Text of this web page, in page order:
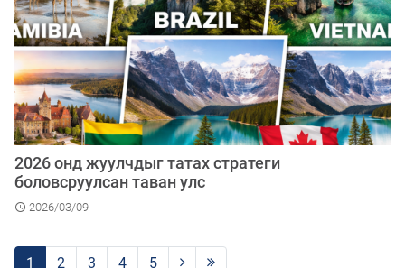
2026 онд жуулчдыг татах стратеги
боловсруулсан таван улс
2026/03/09
1 2 3 4 5